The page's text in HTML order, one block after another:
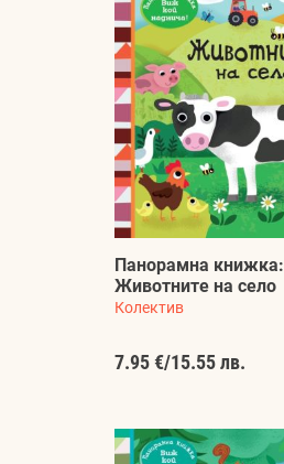
Панорамна книжка:
Животните на село
Колектив
7.95 €/15.55 лв.